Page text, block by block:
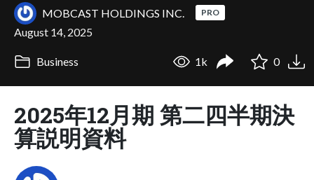
MOBCAST HOLDINGS INC. PRO
August 14, 2025
Business 1k 0
2025年12月期 第二四半期決
算説明資料